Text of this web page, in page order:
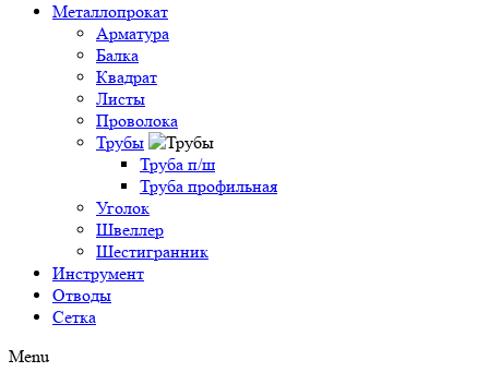
Металлопрокат
Арматура
Балка
Квадрат
Листы
Проволока
Трубы
Труба п/ш
Труба профильная
Уголок
Швеллер
Шестигранник
Инструмент
Отводы
Сетка
Menu